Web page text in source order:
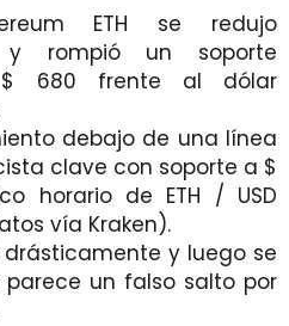
ETH se redujo
y rompió un soporte
680 frente al dólar
debajo de una línea
clave con soporte a $
horario de ETH / USD
vía Kraken).
drásticamente y luego se
parece un falso salto por